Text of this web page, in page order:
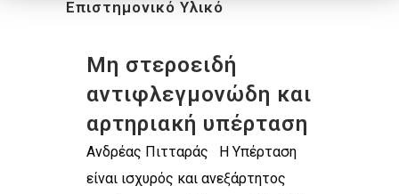
Επιστημονικό Υλικό
Μη στεροειδή
αντιφλεγμονώδη και
αρτηριακή υπέρταση
Ανδρέας Πιτταράς Η Υπέρταση
είναι ισχυρός και ανεξάρτητος